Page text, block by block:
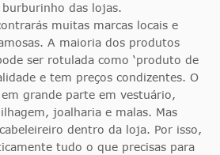
das lojas.
muitas marcas locais e
A maioria dos produtos
ser rotulada como ‘produto de
e tem preços condizentes. O
grande parte em vestuário,
joalharia e malas. Mas
dentro da loja. Por isso,
tudo o que precisas para